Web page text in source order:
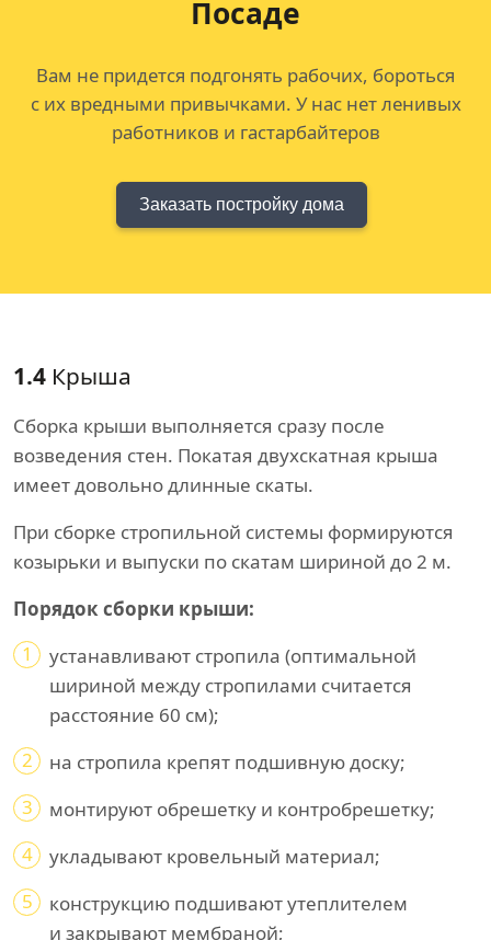
Посаде
Вам не придется подгонять рабочих, бороться
с их вредными привычками. У нас нет ленивых
работников и гастарбайтеров
Заказать постройку дома
1.4 Крыша
Сборка крыши выполняется сразу после
возведения стен. Покатая двухскатная крыша
имеет довольно длинные скаты.
При сборке стропильной системы формируются
козырьки и выпуски по скатам шириной до 2 м.
Порядок сборки крыши:
1
устанавливают стропила (оптимальной
шириной между стропилами считается
расстояние 60 см);
2
на стропила крепят подшивную доску;
3
монтируют обрешетку и контробрешетку;
4
укладывают кровельный материал;
5
конструкцию подшивают утеплителем
и закрывают мембраной;